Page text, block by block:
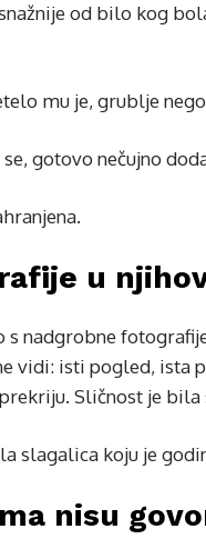
od bilo kog
mu je, grublje nego
gotovo nečujno
u
nadgrobne
vidi: isti pogled, ista
Sličnost je
slagalica koju je
nisu